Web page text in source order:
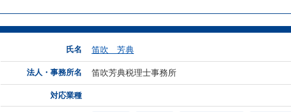
氏名 笛吹 芳典
法人・事務所名 笛吹芳典税理士事務所
対応業種